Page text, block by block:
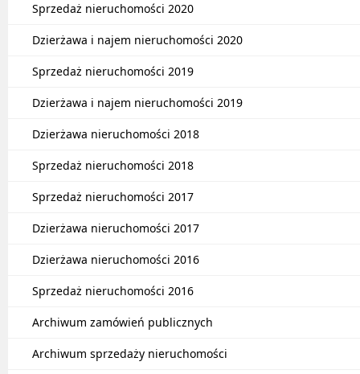
Sprzedaż nieruchomości 2020
Dzierżawa i najem nieruchomości 2020
Sprzedaż nieruchomości 2019
Dzierżawa i najem nieruchomości 2019
Dzierżawa nieruchomości 2018
Sprzedaż nieruchomości 2018
Sprzedaż nieruchomości 2017
Dzierżawa nieruchomości 2017
Dzierżawa nieruchomości 2016
Sprzedaż nieruchomości 2016
Archiwum zamówień publicznych
Archiwum sprzedaży nieruchomości